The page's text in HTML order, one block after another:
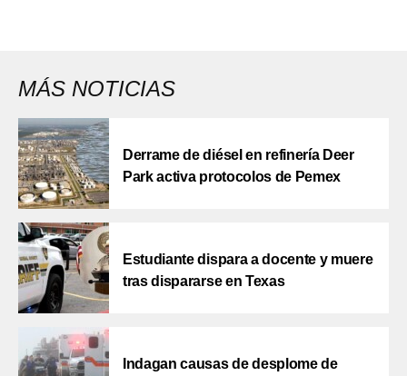
MÁS NOTICIAS
Derrame de diésel en refinería Deer
Park activa protocolos de Pemex
Estudiante dispara a docente y muere
tras dispararse en Texas
Indagan causas de desplome de